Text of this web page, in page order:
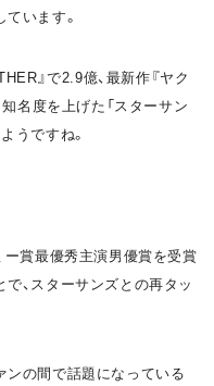
います。
』で2.9億、最新作『ヤク
名度を上げた「スターサン
うですね。
ー賞最優秀主演男優賞を受賞
、スターサンズとの再タッ
ンの間で話題になっている